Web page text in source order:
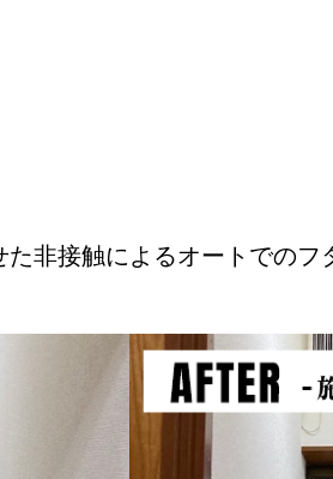
非接触によるオートでの